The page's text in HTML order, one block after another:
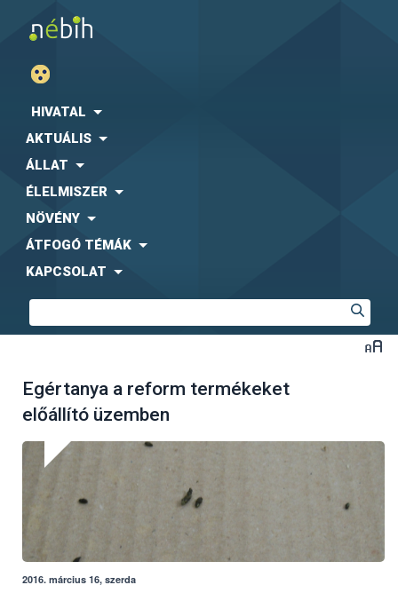
HIVATAL
AKTUÁLIS
ÁLLAT
ÉLELMISZER
NÖVÉNY
ÁTFOGÓ TÉMÁK
KAPCSOLAT
Egértanya a reform termékeket
előállító üzemben
2016. március 16, szerda